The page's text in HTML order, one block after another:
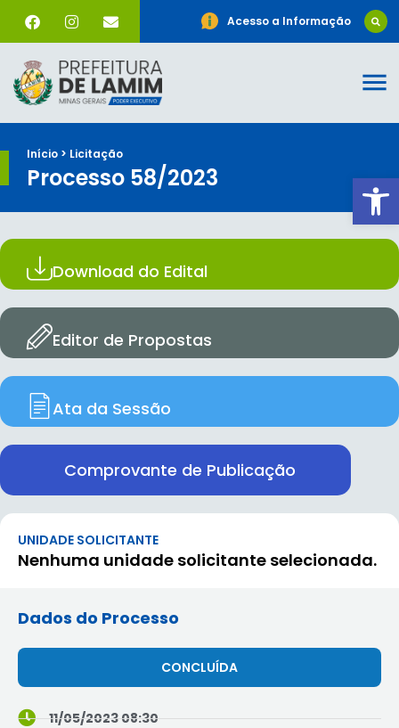
Acesso a Informação
Início > Licitação
Processo 58/2023
Download do Edital
Editor de Propostas
Ata da Sessão
Comprovante de Publicação
UNIDADE SOLICITANTE
Nenhuma unidade solicitante selecionada.
Dados do Processo
CONCLUÍDA
11/05/2023 08:30